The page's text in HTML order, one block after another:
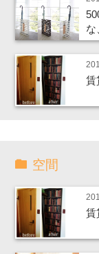
な
賃
空間
賃